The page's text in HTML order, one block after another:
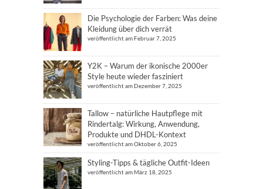
Die Psychologie der Farben: Was deine
Kleidung über dich verrät
veröffentlicht am Februar 7, 2025
Y2K – Warum der ikonische 2000er
Style heute wieder fasziniert
veröffentlicht am Dezember 7, 2025
Tallow – natürliche Hautpflege mit
Rindertalg: Wirkung, Anwendung,
Produkte und DHDL-Kontext
veröffentlicht am Oktober 6, 2025
Styling-Tipps & tägliche Outfit-Ideen
veröffentlicht am März 18, 2025